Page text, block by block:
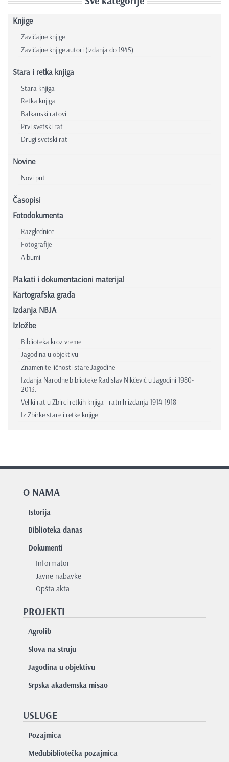
Knjige
Zavičajne knjige
Zavičajne knjige autori (izdanja do 1945)
Stara i retka knjiga
Stara knjiga
Retka knjiga
Balkanski ratovi
Prvi svetski rat
Drugi svetski rat
Novine
Novi put
Časopisi
Fotodokumenta
Razglednice
Fotografije
Albumi
Plakati i dokumentacioni materijal
Kartografska građa
Izdanja NBJA
Izložbe
Biblioteka kroz vreme
Jagodina u objektivu
Znamenite ličnosti stare Jagodine
Izdanja Narodne biblioteke Radislav Nikčević u Jagodini 1980-
2013.
Veliki rat u Zbirci retkih knjiga - ratnih izdanja 1914-1918
Iz Zbirke stare i retke knjige
O NAMA
Istorija
Biblioteka danas
Dokumenti
Informator
Javne nabavke
Opšta akta
PROJEKTI
Agrolib
Slova na struju
Jagodina u objektivu
Srpska akademska misao
USLUGE
Pozajmica
Međubibliotečka pozajmica